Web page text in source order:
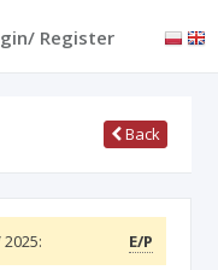
Register
Back
2025: E/P